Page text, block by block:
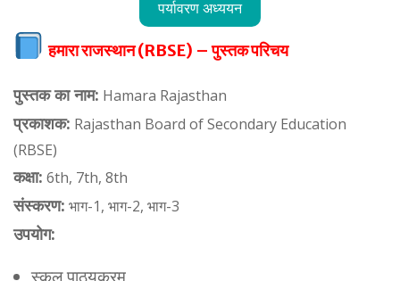
पर्यावरण अध्ययन
हमारा राजस्थान (RBSE) – पुस्तक परिचय
पुस्तक का नाम: Hamara Rajasthan
प्रकाशक: Rajasthan Board of Secondary Education
(RBSE)
कक्षा: 6th, 7th, 8th
संस्करण: भाग-1, भाग-2, भाग-3
उपयोग: